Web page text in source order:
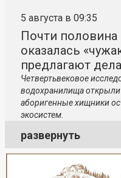
5 августа в 09:35
Почти
оказалась
предлагают
Четвертьвековое
водохранилища
аборигенные хищники
экосистем.
развернуть